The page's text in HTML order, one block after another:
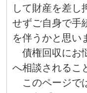
して財産を差し
せずご自身で手
を伴うかと思い
債権回収にお
へ相談されるこ
このページで